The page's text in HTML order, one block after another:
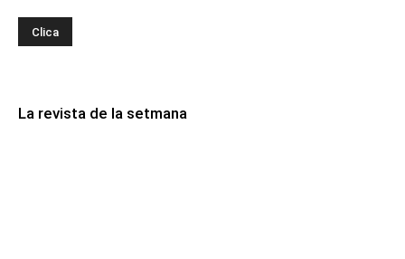
La revista de la setmana